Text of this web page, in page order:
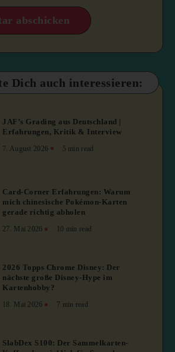
Dich auch interessieren:
JAF’s Grading aus Deutschland |
Erfahrungen, Kritik & Interview
7. August 2026 5 min read
Card-Corner Erfahrungen: Warum
mich chinesische Pokémon-Karten
gerade richtig abholen
27. Mai 2026 10 min read
2026 Topps Chrome Disney: Der
nächste große Disney-Hype im
Kartenhobby?
18. Mai 2026 7 min read
SlabDex S100: Der Sammelkarten-